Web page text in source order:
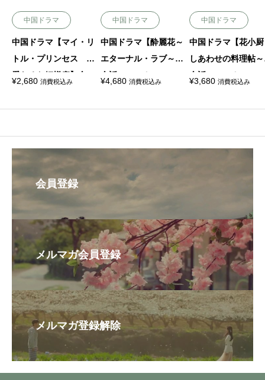
中国ドラマ
中国ドラマ【マイ・リ
トル・プリンセス 親
愛なるお姫様病】全
¥2,680 消費税込み
中国ドラマ
中国ドラマ【酔麗花～
エターナル・ラブ～】
全話 DVD＆Blu-ray
¥4,680 消費税込み
中国ドラマ
中国ドラマ【花小
しあわせの料理帖
全話 DVD＆Blu-
¥3,680 消費税込み
会員登録
メルマガ会員登録
メルマガ登録解除